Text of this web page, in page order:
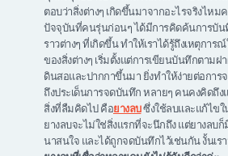
ตอบว่าสิ่งต่างๆ เกิดขึ้นมาจากอะไรจริงไห
ปัจจุบันที่คนรุ่นก่อนๆ ได้มีการคิดค้นการบัน
ราวต่างๆ ที่เกิดขึ้น ทำให้เราได้รู้ถึงเหตุกา
ของสิ่งต่างๆ เริ่มตั้งแต่การเขียนบันทึกตาม
ดินสอและปากกาขึ้นมา ยิ่งทำให้ง่ายต่อการ
ถึงประเด็นการจดบันทึก หลายๆ คนคงคิดถึ
สิ่งที่ลืมคิดไป คือยางลบซึ่งใช้ลบและแก้ไขใ
ยางลบจะไม่ใช่สิ่งแรกที่จะนึกถึง แต่ยางลบ
นาสนใจ และได้ถูกจดบันทึกไว้เช่นกัน งั้นเร